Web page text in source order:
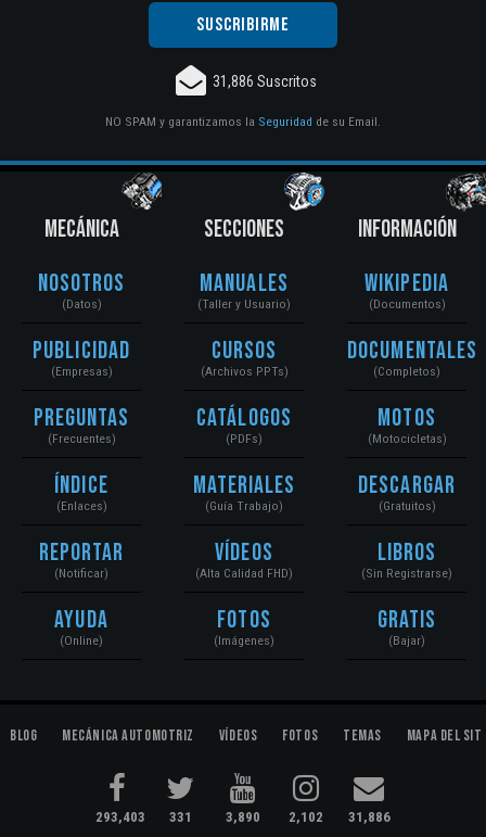
31,886 Suscritos
NO SPAM y garantizamos la Seguridad de su Email.
MECÁNICA
Nosotros
(Datos)
Publicidad
(Empresas)
Preguntas
(Frecuentes)
Índice
(Enlaces)
Reportar
(Notificar)
Ayuda
(Online)
SECCIONES
Manuales
(Taller y Usuario)
Cursos
(Archivos PPTs)
Catálogos
(PDFs)
Materiales
(Guía Trabajo)
Vídeos
(Alta Calidad FHD)
Fotos
(Imágenes)
INFORMACIÓN
Wikipedia
(Documentos)
Documentales
(Completos)
Motos
(Motocicletas)
Descargar
(Gratuitos)
Libros
(Sin Registrarse)
Gratis
(Bajar)
Blog Mecánica Automotriz Vídeos Fotos Temas Mapa del
293,403 331 3,890 2,102 31,886